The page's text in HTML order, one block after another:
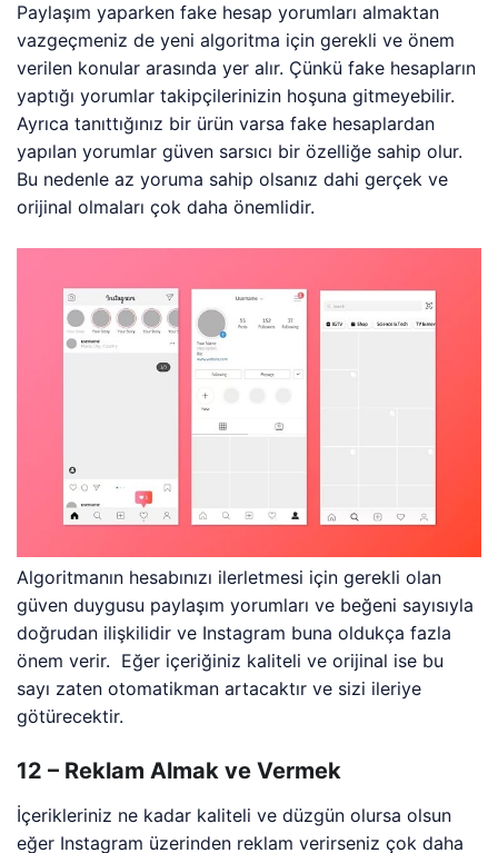
Paylaşım yaparken fake hesap yorumları almaktan
vazgeçmeniz de yeni algoritma için gerekli ve önem
verilen konular arasında yer alır. Çünkü fake hesapların
yaptığı yorumlar takipçilerinizin hoşuna gitmeyebilir.
Ayrıca tanıttığınız bir ürün varsa fake hesaplardan
yapılan yorumlar güven sarsıcı bir özelliğe sahip olur.
Bu nedenle az yoruma sahip olsanız dahi gerçek ve
orijinal olmaları çok daha önemlidir.
Algoritmanın hesabınızı ilerletmesi için gerekli olan
güven duygusu paylaşım yorumları ve beğeni sayısıyla
doğrudan ilişkilidir ve Instagram buna oldukça fazla
önem verir. Eğer içeriğiniz kaliteli ve orijinal ise bu
sayı zaten otomatikman artacaktır ve sizi ileriye
götürecektir.
12 – Reklam Almak ve Vermek
İçerikleriniz ne kadar kaliteli ve düzgün olursa olsun
eğer Instagram üzerinden reklam verirseniz çok daha